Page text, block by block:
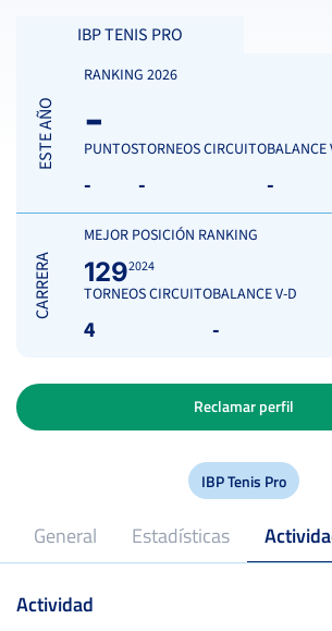
IBP TENIS PRO
ESTE AÑO
RANKING 2026
-
PUNTOS
-
TORNEOS CIRCUITO
-
BALANCE
-
CARRERA
MEJOR POSICIÓN RANKING
1292024
TORNEOS CIRCUITO
4
BALANCE V-D
-
IBP Tenis Pro
General Estadísticas
Reclamar perfil
Profesional desde
Actividad